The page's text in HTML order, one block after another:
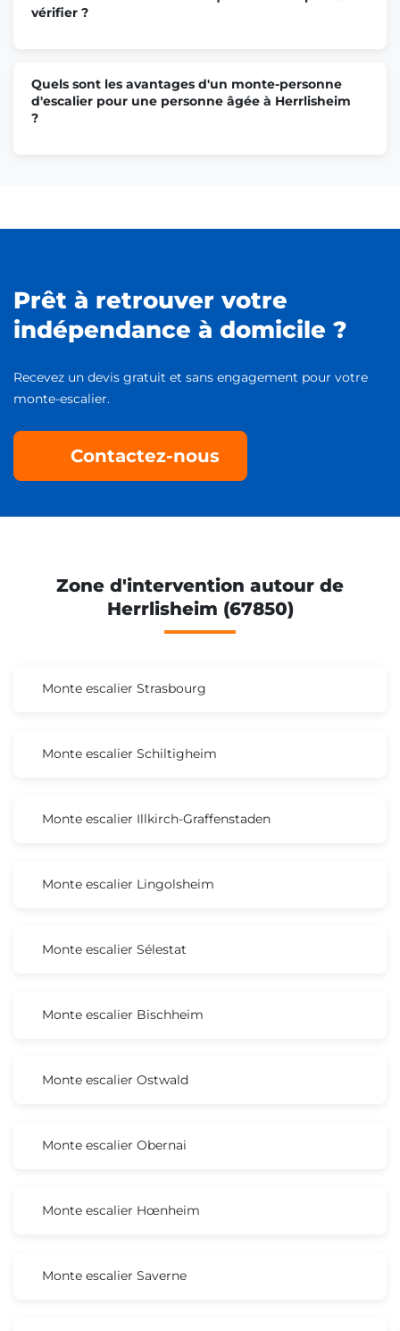
vérifier ?
Quels sont les avantages d'un monte-personne
d'escalier pour une personne âgée à Herrlisheim
?
Prêt à retrouver votre
indépendance à domicile ?
Recevez un devis gratuit et sans engagement pour votre
monte-escalier.
Contactez-nous
Zone d'intervention autour de
Herrlisheim (67850)
Monte escalier Strasbourg
Monte escalier Schiltigheim
Monte escalier Illkirch-Graffenstaden
Monte escalier Lingolsheim
Monte escalier Sélestat
Monte escalier Bischheim
Monte escalier Ostwald
Monte escalier Obernai
Monte escalier Hœnheim
Monte escalier Saverne